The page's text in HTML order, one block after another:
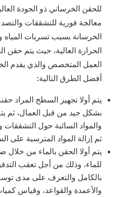
للحقن الخرساني ذو الجودة
معالجة فورية للتشققات
الخرسانة بسبب تسربات
الحرارة العالية، حيث يتم
العمل المتخصص والذي يقدم
أفضل الطرق التالية:
يتم أولا تجهيز السطح المراد
بشكل جيد من قبل العمال، ثم
والمواد السائبة حول التشققات
ثم إزالة المواد المترسبة على
يتم أولا الحقن بالماء من
للماء، وذلك من أجل تعقب
بالكامل والتعرف على مدى
والأعمدة والقواعد، وقياس